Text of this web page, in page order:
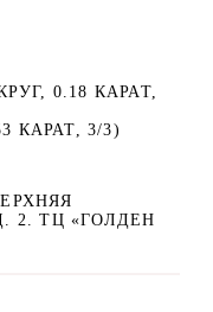
0.18 КАРАТ,
КАРАТ, 3/3)
2. ТЦ «ГОЛДЕН